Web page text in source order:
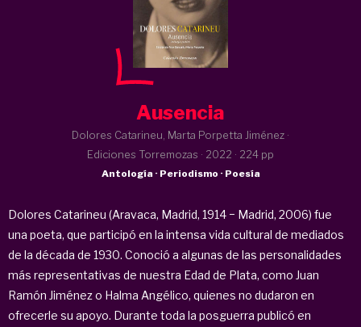
Ausencia
Dolores Catarineu, Marta Porpetta Jiménez ·
Ediciones Torremozas · 2022 · 224 pp
Antología · Periodismo · Poesía
Dolores Catarineu (Aravaca, Madrid, 1914 − Madrid, 2006) fue
una poeta, que participó en la intensa vida cultural de mediados
de la década de 1930. Conoció a algunas de las personalidades
más representativas de nuestra Edad de Plata, como Juan
Ramón Jiménez o Halma Angélico, quienes no dudaron en
ofrecerle su apoyo. Durante toda la posguerra publicó en